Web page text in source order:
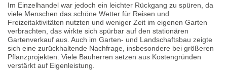
Im Einzelhandel war jedoch ein leichter Rückgang zu spüren, da
viele Menschen das schöne Wetter für Reisen und
Freizeitaktivitäten nutzten und weniger Zeit im eigenen Garten
verbrachten, das wirkte sich spürbar auf den stationären
Gartenverkauf aus. Auch im Garten- und Landschaftsbau zeigte
sich eine zurückhaltende Nachfrage, insbesondere bei größeren
Pflanzprojekten. Viele Bauherren setzen aus Kostengründen
verstärkt auf Eigenleistung.